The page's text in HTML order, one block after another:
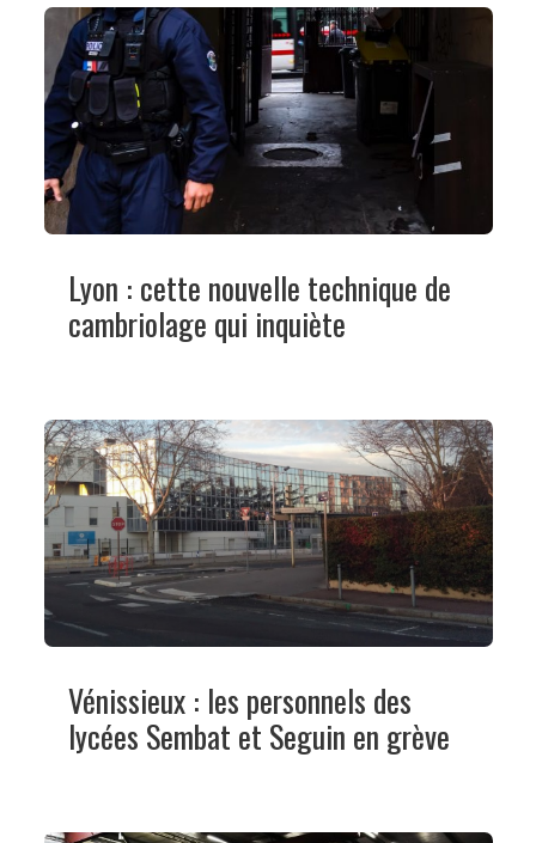
Lyon : cette nouvelle technique de
cambriolage qui inquiète
Vénissieux : les personnels des
lycées Sembat et Seguin en grève